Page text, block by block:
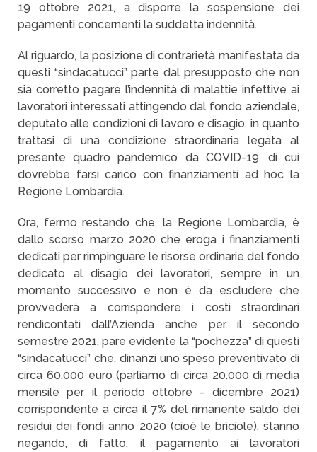
19 ottobre 2021, a disporre la sospensione dei
pagamenti concernenti la suddetta indennità.
Al riguardo, la posizione di contrarietà manifestata da
questi “sindacatucci” parte dal presupposto che non
sia corretto pagare l’indennità di malattie infettive ai
lavoratori interessati attingendo dal fondo aziendale,
deputato alle condizioni di lavoro e disagio, in quanto
trattasi di una condizione straordinaria legata al
presente quadro pandemico da COVID-19, di cui
dovrebbe farsi carico con finanziamenti ad hoc la
Regione Lombardia.
Ora, fermo restando che, la Regione Lombardia, è
dallo scorso marzo 2020 che eroga i finanziamenti
dedicati per rimpinguare le risorse ordinarie del fondo
dedicato al disagio dei lavoratori, sempre in un
momento successivo e non è da escludere che
provvederà a corrispondere i costi straordinari
rendicontati dall’Azienda anche per il secondo
semestre 2021, pare evidente la “pochezza” di questi
“sindacatucci” che, dinanzi uno speso preventivato di
circa 60.000 euro (parliamo di circa 20.000 di media
mensile per il periodo ottobre - dicembre 2021)
corrispondente a circa il 7% del rimanente saldo dei
residui dei fondi anno 2020 (cioè le briciole), stanno
negando, di fatto, il pagamento ai lavoratori